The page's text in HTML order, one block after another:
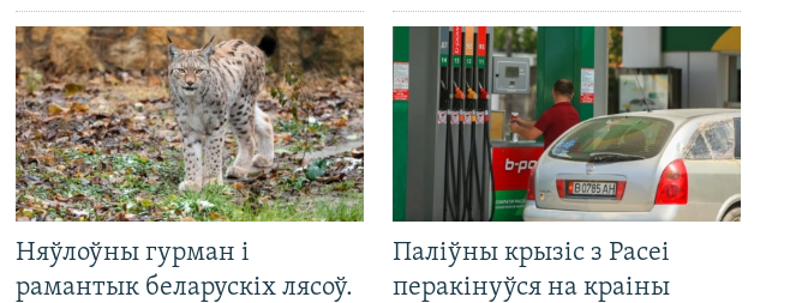
Няўлоўны гурман і
рамантык беларускіх лясоў.
Паліўны крызіс з Расеі
перакінуўся на краіны